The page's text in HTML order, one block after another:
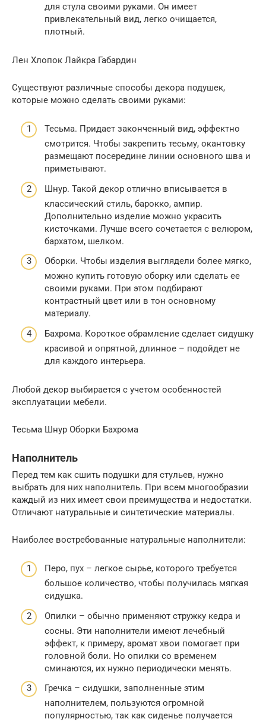
для стула своими руками. Он имеет
привлекательный вид, легко очищается,
плотный.
Лен Хлопок Лайкра Габардин
Существуют различные способы декора подушек,
которые можно сделать своими руками:
Тесьма. Придает законченный вид, эффектно
смотрится. Чтобы закрепить тесьму, окантовку
размещают посередине линии основного шва и
приметывают.
Шнур. Такой декор отлично вписывается в
классический стиль, барокко, ампир.
Дополнительно изделие можно украсить
кисточками. Лучше всего сочетается с велюром,
бархатом, шелком.
Оборки. Чтобы изделия выглядели более мягко,
можно купить готовую оборку или сделать ее
своими руками. При этом подбирают
контрастный цвет или в тон основному
материалу.
Бахрома. Короткое обрамление сделает сидушку
красивой и опрятной, длинное – подойдет не
для каждого интерьера.
Любой декор выбирается с учетом особенностей
эксплуатации мебели.
Тесьма Шнур Оборки Бахрома
Наполнитель
Перед тем как сшить подушки для стульев, нужно
выбрать для них наполнитель. При всем многообразии
каждый из них имеет свои преимущества и недостатки.
Отличают натуральные и синтетические материалы.
Наиболее востребованные натуральные наполнители:
Перо, пух – легкое сырье, которого требуется
большое количество, чтобы получилась мягкая
сидушка.
Опилки – обычно применяют стружку кедра и
сосны. Эти наполнители имеют лечебный
эффект, к примеру, аромат хвои помогает при
головной боли. Но опилки со временем
сминаются, их нужно периодически менять.
Гречка – сидушки, заполненные этим
наполнителем, пользуются огромной
популярностью, так как сиденье получается